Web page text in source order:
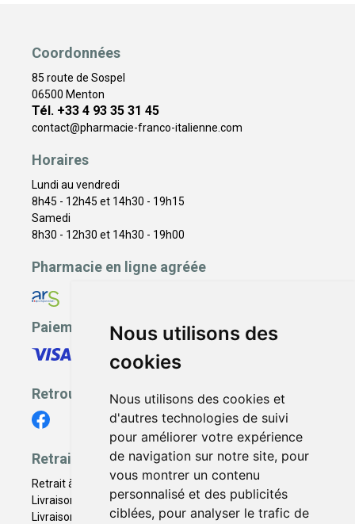
Nous utilisons des
cookies
Nous utilisons des cookies et
d'autres technologies de suivi
pour améliorer votre expérience
de navigation sur notre site, pour
vous montrer un contenu
personnalisé et des publicités
ciblées, pour analyser le trafic de
Coordonnées
85 route de Sospel
06500 Menton
Tél. +33 4 93 35 31 45
contact@pharmacie-franco-italienne.com
Horaires
Lundi au vendredi
8h45 - 12h45 et 14h30 - 19h15
Samedi
8h30 - 12h30 et 14h30 - 19h00
Pharmacie en ligne agréée
Paiement sécurisé
Retrouvez-nous
Retrait - Livraison
Retrait à la pharmacie - Click & Collect
Livraison en Point Relais
Livraison à domicile